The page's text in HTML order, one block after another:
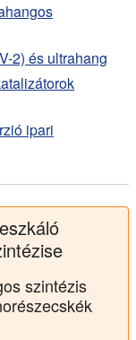
2) és ultrahang
ipari
szintézis